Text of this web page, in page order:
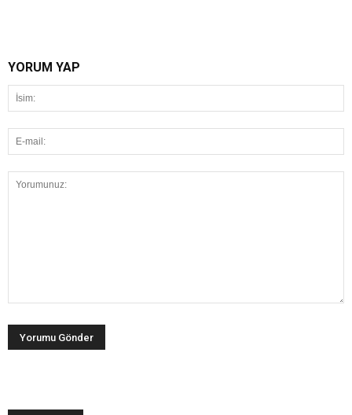
YORUM YAP